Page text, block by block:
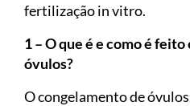
fertilização in vitro.
1 – O que é e como é
óvulos?
O congelamento de